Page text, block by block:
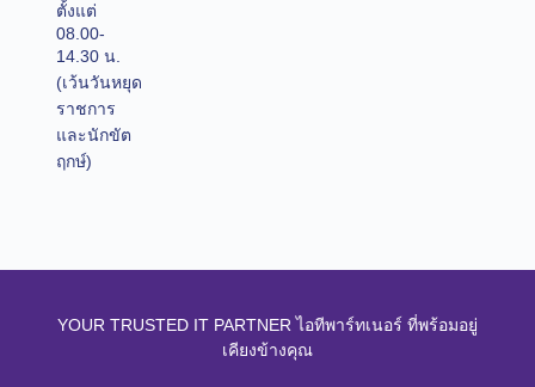
ตั้งแต่
08.00-
14.30 น.
(เว้นวันหยุด
ราชการ
และนักขัต
ฤกษ์)
YOUR TRUSTED IT PARTNER ไอทีพาร์ทเนอร์ ที่พร้อมอยู่
เคียงข้างคุณ